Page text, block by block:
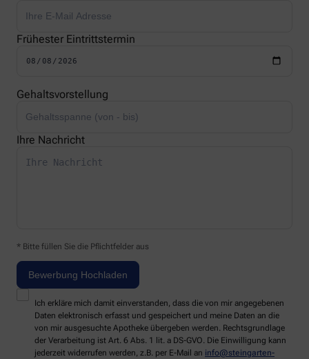
Frühester Eintrittstermin
Gehaltsvorstellung
Ihre Nachricht
* Bitte füllen Sie die Pflichtfelder aus
Ich erkläre mich damit einverstanden, dass die von mir angegebenen
Daten elektronisch erfasst und gespeichert und meine Daten an die
von mir ausgesuchte Apotheke übergeben werden. Rechtsgrundlage
der Verarbeitung ist Art. 6 Abs. 1 lit. a DS-GVO. Die Einwilligung kann
jederzeit widerrufen werden, z.B. per E-Mail an info@steingarten-